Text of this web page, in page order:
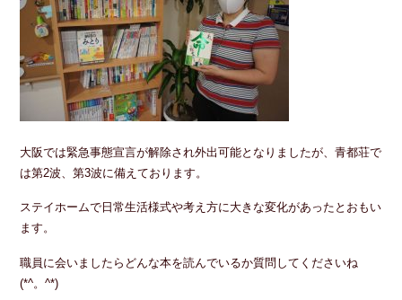
大阪では緊急事態宣言が解除され外出可能となりましたが、青都荘で
は第2波、第3波に備えております。
ステイホームで日常生活様式や考え方に大きな変化があったとおもい
ます。
職員に会いましたらどんな本を読んでいるか質問してくださいね
(*^。^*)